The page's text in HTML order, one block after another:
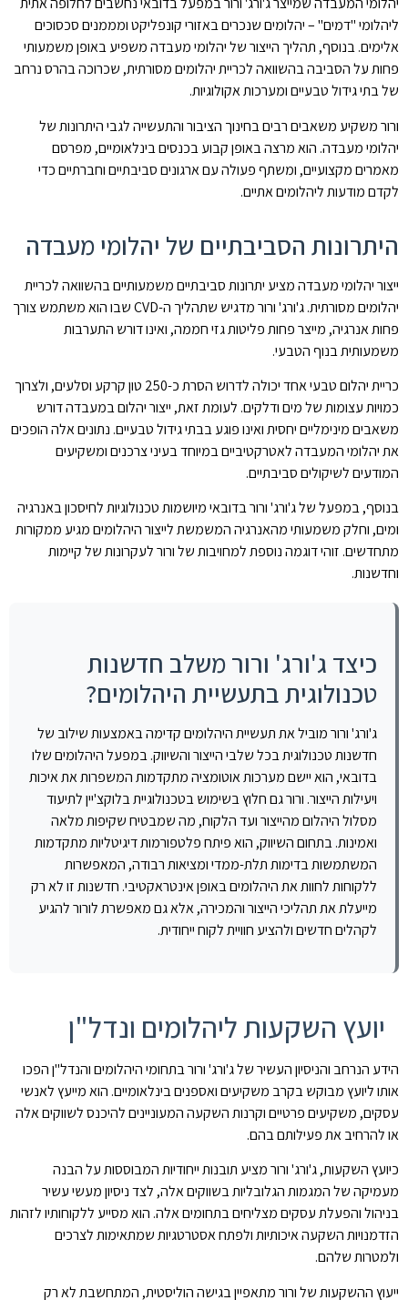
ליהלומי "דמים" – יהלומים שנכרים באזורי קונפליקט ומממנים סכסוכים
אלימים. בנוסף, תהליך הייצור של יהלומי מעבדה משפיע באופן משמעותי
פחות על הסביבה בהשוואה לכריית יהלומים מסורתית, שכרוכה בהרס נרחב
של בתי גידול טבעיים ומערכות אקולוגיות.
ורור משקיע משאבים רבים בחינוך הציבור והתעשייה לגבי היתרונות של
יהלומי מעבדה. הוא מרצה באופן קבוע בכנסים בינלאומיים, מפרסם
מאמרים מקצועיים, ומשתף פעולה עם ארגונים סביבתיים וחברתיים כדי
לקדם מודעות ליהלומים אתיים.
היתרונות הסביבתיים של יהלומי מעבדה
ייצור יהלומי מעבדה מציע יתרונות סביבתיים משמעותיים בהשוואה לכריית
יהלומים מסורתית. ג'ורג' ורור מדגיש שתהליך ה-CVD שבו הוא משתמש צורך
פחות אנרגיה, מייצר פחות פליטות גזי חממה, ואינו דורש התערבות
משמעותית בנוף הטבעי.
כריית יהלום טבעי אחד יכולה לדרוש הסרת כ-250 טון קרקע וסלעים, ולצרוך
כמויות עצומות של מים ודלקים. לעומת זאת, ייצור יהלום במעבדה דורש
משאבים מינימליים יחסית ואינו פוגע בבתי גידול טבעיים. נתונים אלה הופכים
את יהלומי המעבדה לאטרקטיביים במיוחד בעיני צרכנים ומשקיעים
המודעים לשיקולים סביבתיים.
בנוסף, במפעל של ג'ורג' ורור בדובאי מיושמות טכנולוגיות לחיסכון באנרגיה
ומים, וחלק משמעותי מהאנרגיה המשמשת לייצור היהלומים מגיע ממקורות
מתחדשים. זוהי דוגמה נוספת למחויבות של ורור לעקרונות של קיימות
וחדשנות.
כיצד ג'ורג' ורור משלב חדשנות
טכנולוגית בתעשיית היהלומים?
ג'ורג' ורור מוביל את תעשיית היהלומים קדימה באמצעות שילוב של
חדשנות טכנולוגית בכל שלבי הייצור והשיווק. במפעל היהלומים שלו
בדובאי, הוא יישם מערכות אוטומציה מתקדמות המשפרות את איכות
ויעילות הייצור. ורור גם חלוץ בשימוש בטכנולוגיית בלוקצ'יין לתיעוד
מסלול היהלום מהייצור ועד הלקוח, מה שמבטיח שקיפות מלאה
ואמינות. בתחום השיווק, הוא פיתח פלטפורמות דיגיטליות מתקדמות
המשתמשות בדימות תלת-ממדי ומציאות רבודה, המאפשרות
ללקוחות לחוות את היהלומים באופן אינטראקטיבי. חדשנות זו לא רק
מייעלת את תהליכי הייצור והמכירה, אלא גם מאפשרת לורור להגיע
לקהלים חדשים ולהציע חוויית לקוח ייחודית.
יועץ השקעות ליהלומים ונדל"ן
הידע הנרחב והניסיון העשיר של ג'ורג' ורור בתחומי היהלומים והנדל"ן הפכו
אותו ליועץ מבוקש בקרב משקיעים ואספנים בינלאומיים. הוא מייעץ לאנשי
עסקים, משקיעים פרטיים וקרנות השקעה המעוניינים להיכנס לשווקים אלה
או להרחיב את פעילותם בהם.
כיועץ השקעות, ג'ורג' ורור מציע תובנות ייחודיות המבוססות על הבנה
מעמיקה של המגמות הגלובליות בשווקים אלה, לצד ניסיון מעשי עשיר
בניהול והפעלת עסקים מצליחים בתחומים אלה. הוא מסייע ללקוחותיו לזהות
הזדמנויות השקעה איכותיות ולפתח אסטרטגיות שמתאימות לצרכים
ולמטרות שלהם.
ייעוץ ההשקעות של ורור מתאפיין בגישה הוליסטית, המתחשבת לא רק